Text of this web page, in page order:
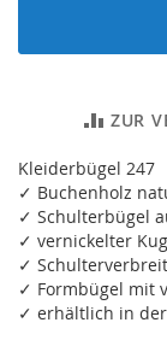
ZUR
Kleiderbügel 247
✓ Buchenholz
✓ Schulterbügel
✓ vernickelter
✓
✓ Formbügel mit
✓ erhältlich in